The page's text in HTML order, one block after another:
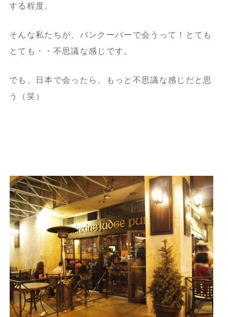
する程度。
そんな私たちが、バンクーバーで会うって！とても
とても・・不思議な感じです。
でも、日本で会ったら、もっと不思議な感じだと思
う（笑）